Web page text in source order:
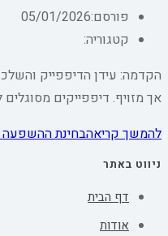
פורסם:05/01/2026
קטגוריה:
הקדמה: עידן הדיפפייק
אך מזויף. דיפפייקים
להמשך קריאהבחינת ההשפעה
ניווט באתר
דף הבית
אודות